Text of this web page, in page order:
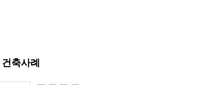
건축사례